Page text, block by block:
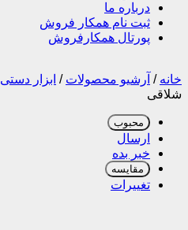
درباره ما
ثبت نام همکار فروش
پورتال همکارفروش
خانه / آرشیو محصولات / ابزار دستی
شلاقی
محبوب
ارسال
خبر بده
مقایسه
تغییرات